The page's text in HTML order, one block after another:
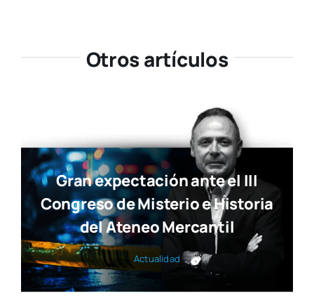
Otros artículos
Gran expectación ante el III
Congreso de Misterio e Historia
del Ateneo Mercantil
Actua­li­dad